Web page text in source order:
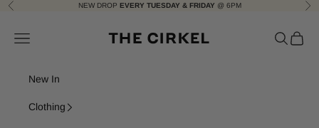
Skip to content
Previous NEW DROP EVERY TUESDAY & FRIDAY @ 6PM
Navigation menu Search
Cart
New In
Clothing